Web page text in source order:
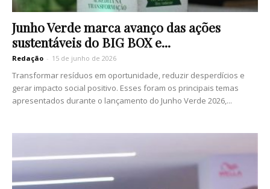
Junho Verde marca avanço das ações
sustentáveis do BIG BOX e...
Redação - 15 de junho de 2026
Transformar resíduos em oportunidade, reduzir desperdícios e
gerar impacto social positivo. Esses foram os principais temas
apresentados durante o lançamento do Junho Verde 2026,...